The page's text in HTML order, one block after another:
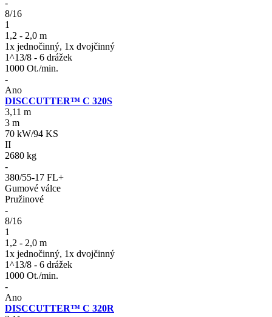
-
8/16
1
1,2 - 2,0 m
1x jednočinný, 1x dvojčinný
1^13/8 - 6 drážek
1000 Ot./min.
-
Ano
DISCCUTTER™ C 320S
3,11 m
3 m
70 kW/94 KS
II
2680 kg
-
380/55-17 FL+
Gumové válce
Pružinové
-
8/16
1
1,2 - 2,0 m
1x jednočinný, 1x dvojčinný
1^13/8 - 6 drážek
1000 Ot./min.
-
Ano
DISCCUTTER™ C 320R